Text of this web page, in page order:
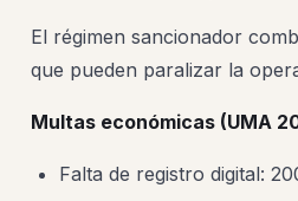
El régimen sancionador
que pueden paralizar la
Multas económicas (UMA
Falta de registro digital: